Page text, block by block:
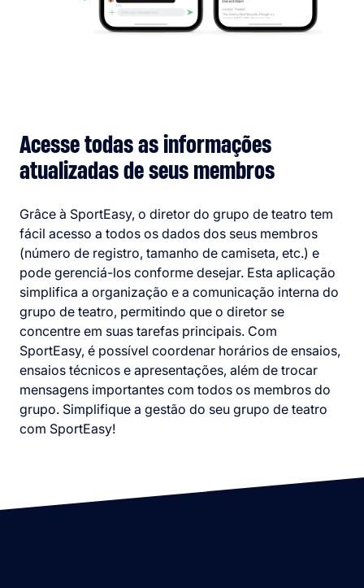
Acesse todas as informações
atualizadas de seus membros
Grâce à SportEasy, o diretor do grupo de teatro tem
fácil acesso a todos os dados dos seus membros
(número de registro, tamanho de camiseta, etc.) e
pode gerenciá-los conforme desejar. Esta aplicação
simplifica a organização e a comunicação interna do
grupo de teatro, permitindo que o diretor se
concentre em suas tarefas principais. Com
SportEasy, é possível coordenar horários de ensaios,
ensaios técnicos e apresentações, além de trocar
mensagens importantes com todos os membros do
grupo. Simplifique a gestão do seu grupo de teatro
com SportEasy!